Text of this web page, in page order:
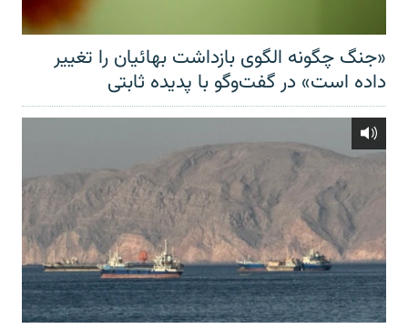
«جنگ چگونه الگوی بازداشت بهائیان را تغییر
داده است» در گفت‌وگو با پدیده ثابتی